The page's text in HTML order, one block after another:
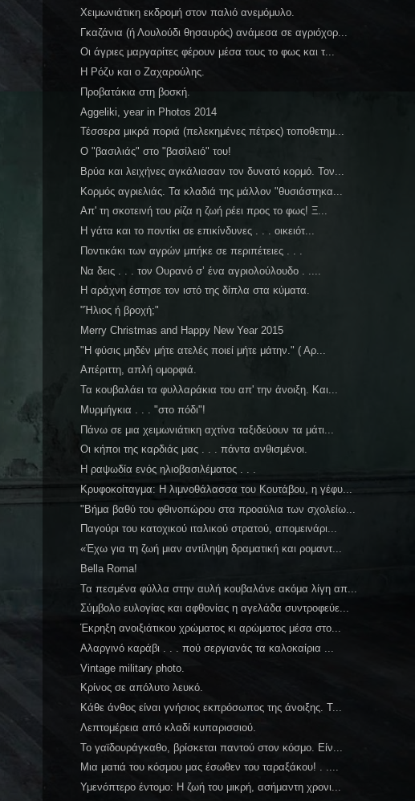
Χειμωνιάτικη εκδρομή στον παλιό ανεμόμυλο.
Γκαζάνια (ή Λουλούδι θησαυρός) ανάμεσα σε αγριόχορ...
Οι άγριες μαργαρίτες φέρουν μέσα τους το φως και τ...
Η Ρόζυ και ο Ζαχαρούλης.
Προβατάκια στη βοσκή.
Aggeliki, year in Photos 2014
Τέσσερα μικρά ποριά (πελεκημένες πέτρες) τοποθετημ...
Ο "βασιλιάς" στο "βασίλειό" του!
Βρύα και λειχήνες αγκάλιασαν τον δυνατό κορμό. Τον...
Κορμός αγριελιάς. Τα κλαδιά της μάλλον "θυσιάστηκα...
Απ' τη σκοτεινή του ρίζα η ζωή ρέει προς το φως! Ξ...
Η γάτα και το ποντίκι σε επικίνδυνες . . . οικειότ...
Ποντικάκι των αγρών μπήκε σε περιπέτειες . . .
Να δεις . . . τον Ουρανό σ’ ένα αγριολούλουδο . ....
Η αράχνη έστησε τον ιστό της δίπλα στα κύματα.
"Ήλιος ή βροχή;"
Merry Christmas and Happy New Year 2015
"Η φύσις μηδέν μήτε ατελές ποιεί μήτε μάτην." ( Αρ...
Απέριττη, απλή ομορφιά.
Τα κουβαλάει τα φυλλαράκια του απ' την άνοιξη. Και...
Μυρμήγκια . . . "στο πόδι"!
Πάνω σε μια χειμωνιάτικη αχτίνα ταξιδεύουν τα μάτι...
Οι κήποι της καρδιάς μας . . . πάντα ανθισμένοι.
Η ραψωδία ενός ηλιοβασιλέματος . . .
Κρυφοκοίταγμα: Η λιμνοθάλασσα του Κουτάβου, η γέφυ...
"Βήμα βαθύ του φθινοπώρου στα προαύλια των σχολείω...
Παγούρι του κατοχικού ιταλικού στρατού, απομεινάρι...
«Έχω για τη ζωή μιαν αντίληψη δραματική και ρομαντ...
Bella Roma!
Τα πεσμένα φύλλα στην αυλή κουβαλάνε ακόμα λίγη απ...
Σύμβολο ευλογίας και αφθονίας η αγελάδα συντροφεύε...
Έκρηξη ανοιξιάτικου χρώματος κι αρώματος μέσα στο...
Αλαργινό καράβι . . . πού σεργιανάς τα καλοκαίρια ...
Vintage military photo.
Κρίνος σε απόλυτο λευκό.
Κάθε άνθος είναι γνήσιος εκπρόσωπος της άνοιξης. Τ...
Λεπτομέρεια από κλαδί κυπαρισσιού.
Το γαϊδουράγκαθο, βρίσκεται παντού στον κόσμο. Είν...
Μια ματιά του κόσμου μας έσωθεν του ταραξάκου! . ....
Υμενόπτερο έντομο: Η ζωή του μικρή, ασήμαντη χρονι...